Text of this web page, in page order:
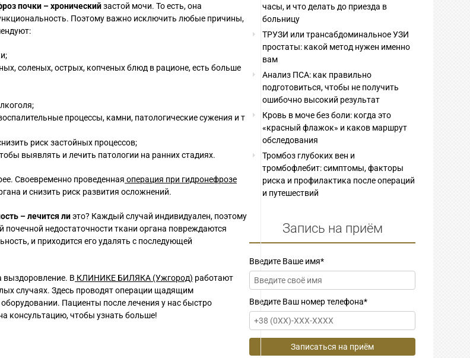
почки – хроническийзастой мочи. То есть, она
Поэтому важно исключить любые причины,
соленых, острых, копченых блюд в рационе, есть больше
процессы, камни, патологические сужения и т
риск застойных процессов;
выявлять и лечить патологии на ранних стадиях.
Своевременно проведенная операция при гидронефрозе
и снизить риск развития осложнений.
– лечится лиэто? Каждый случай индивидуален, поэтому
недостаточности ткани органа повреждаются
и приходится его удалять с последующей
В КЛИНИКЕ БИЛЯКА (Ужгород) работают
случаях. Здесь проводят операции щадящим
Пациенты после лечения у нас быстро
консультацию, чтобы узнать больше!
часы, и что делать до приезда в
больницу
ТРУЗИ или трансабдоминальное УЗИ
простаты: какой метод нужен именно
вам
Анализ ПСА: как правильно
подготовиться, чтобы не получить
ошибочно высокий результат
Кровь в моче без боли: когда это
«красный флажок» и каков маршрут
обследования
Тромбоз глубоких вен и
тромбофлебит: симптомы, факторы
риска и профилактика после операций
и путешествий
Запись на приём
Введите Ваше имя*
Введите Ваш номер телефона*